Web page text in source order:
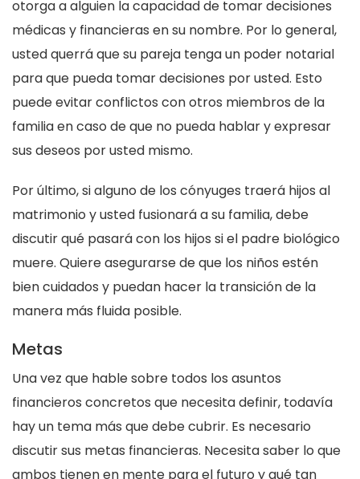
otorga a alguien la capacidad de tomar decisiones
médicas y financieras en su nombre. Por lo general,
usted querrá que su pareja tenga un poder notarial
para que pueda tomar decisiones por usted. Esto
puede evitar conflictos con otros miembros de la
familia en caso de que no pueda hablar y expresar
sus deseos por usted mismo.
Por último, si alguno de los cónyuges traerá hijos al
matrimonio y usted fusionará a su familia, debe
discutir qué pasará con los hijos si el padre biológico
muere. Quiere asegurarse de que los niños estén
bien cuidados y puedan hacer la transición de la
manera más fluida posible.
Metas
Una vez que hable sobre todos los asuntos
financieros concretos que necesita definir, todavía
hay un tema más que debe cubrir. Es necesario
discutir sus metas financieras. Necesita saber lo que
ambos tienen en mente para el futuro y qué tan